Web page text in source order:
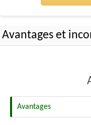
Avantages et
Avantages